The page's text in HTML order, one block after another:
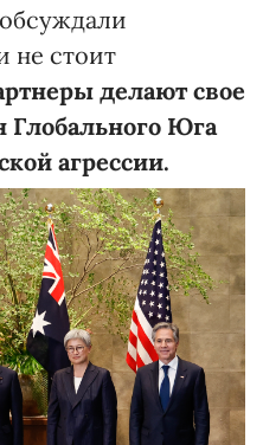
не стоит
делают свое
Глобального Юга
агрессии.